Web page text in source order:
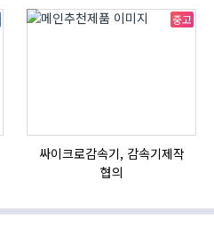
중고
싸이크로감속기, 감속기제작
협의